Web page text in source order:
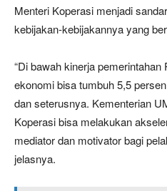
Menteri Koperasi menjadi
kebijakan-kebijakannya yang
“Di bawah kinerja
ekonomi bisa tumbuh 5,5
dan seterusnya. Kementerian
Koperasi bisa melakukan
mediator dan motivator bagi
jelasnya.